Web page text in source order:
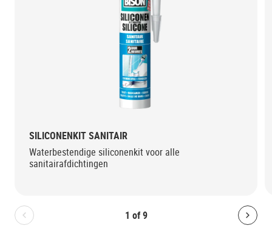
1 of 9
Bolton.General.PreviousSlide
SILICONENKIT SANITAIR
Waterbestendige siliconenkit voor alle
sanitairafdichtingen